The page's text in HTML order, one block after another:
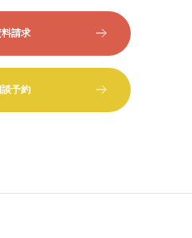
料請求
予約